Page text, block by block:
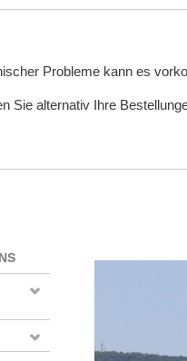
Probleme kann es
Sie alternativ Ihre